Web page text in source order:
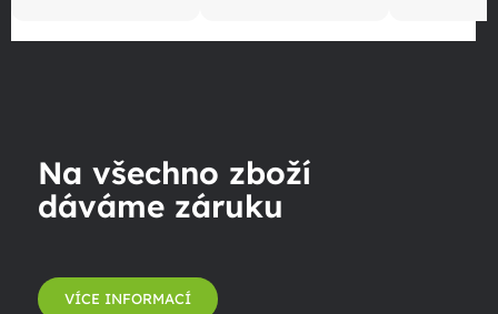
Na všechno zboží
dáváme záruku
VÍCE INFORMACÍ